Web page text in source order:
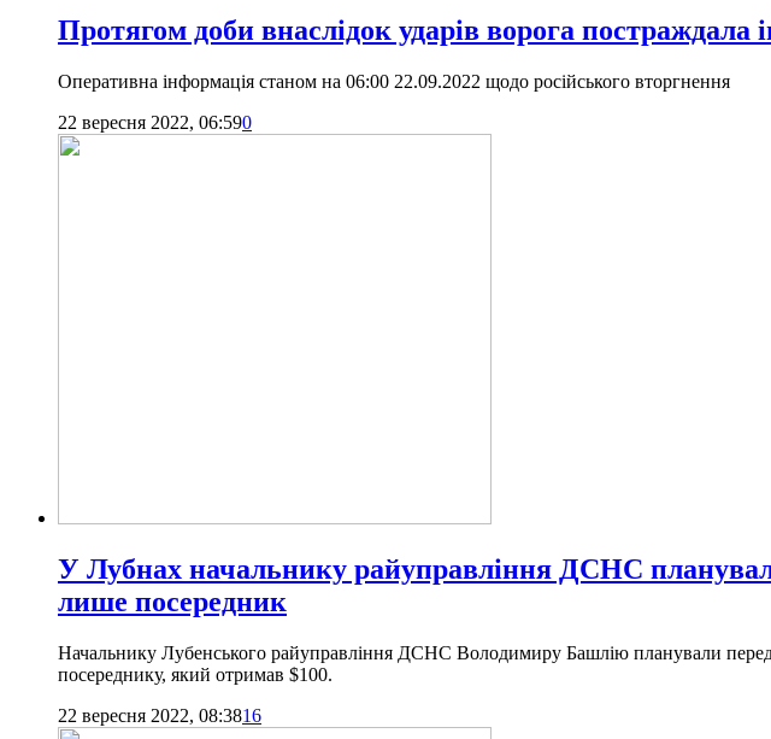
Протягом доби внаслідок ударів ворога
Оперативна інформація станом на 06:00 22.09.2022 щодо російського вторгнення
22 вересня 2022, 06:590
У Лубнах начальнику райуправління ДСНС
лише посередник
Начальнику Лубенського райуправління ДСНС Володимиру Башлію планували
посереднику, який отримав $100.
22 вересня 2022, 08:3816